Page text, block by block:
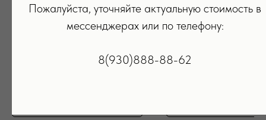
ПОДРОБНЕЕ
Пожалуйста, уточняйте актуальную стоимость в
мессенджерах или по телефону:
8(930)888-88-62